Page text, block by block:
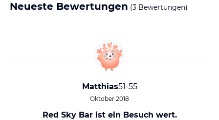
Neueste Bewertungen (3 Bewertungen)
Matthias51-55
Oktober 2018
Red Sky Bar ist ein Besuch wert.